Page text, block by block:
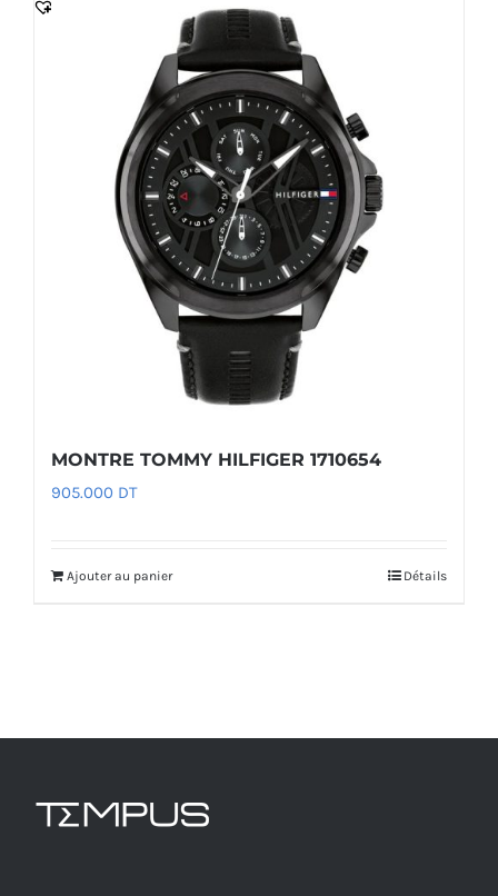
MONTRE TOMMY HILFIGER 1710654
905.000 DT
Ajouter au panier Détails